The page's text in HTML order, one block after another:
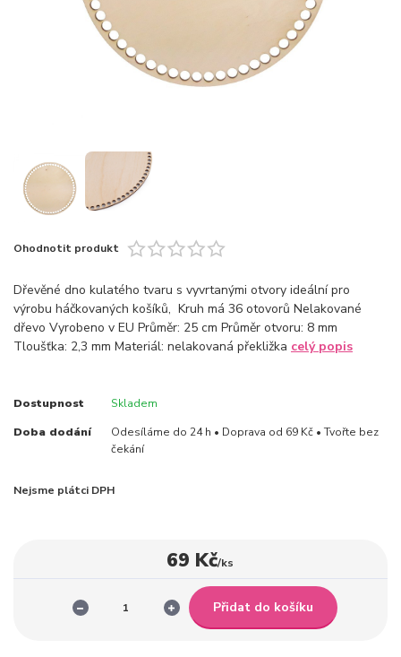
Ohodnotit produkt
Dřevěné dno kulatého tvaru s vyvrtanými otvory ideální pro
výrobu háčkovaných košíků, Kruh má 36 otovorů Nelakované
dřevo Vyrobeno v EU Průměr: 25 cm Průměr otvoru: 8 mm
Tloušťka: 2,3 mm Materiál: nelakovaná překližka celý popis
Dostupnost Skladem
Doba dodání
Odesíláme do 24 h • Doprava od 69 Kč • Tvořte bez
čekání
Nejsme plátci DPH
69 Kč/ks
Přidat do košíku